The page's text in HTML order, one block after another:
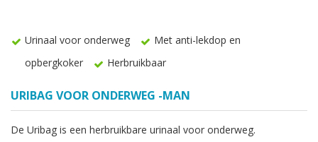
Urinaal voor onderweg
Met anti-lekdop en
opbergkoker
Herbruikbaar
URIBAG VOOR ONDERWEG -MAN
De Uribag is een herbruikbare urinaal voor onderweg.